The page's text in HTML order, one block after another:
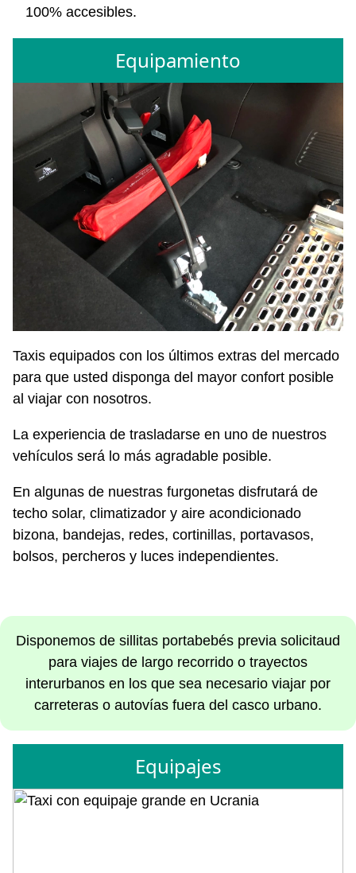
100% accesibles.
Equipamiento
Taxis equipados con los últimos extras del mercado
para que usted disponga del mayor confort posible
al viajar con nosotros.
La experiencia de trasladarse en uno de nuestros
vehículos será lo más agradable posible.
En algunas de nuestras furgonetas disfrutará de
techo solar, climatizador y aire acondicionado
bizona, bandejas, redes, cortinillas, portavasos,
bolsos, percheros y luces independientes.
Disponemos de sillitas portabebés previa solicitaud
para viajes de largo recorrido o trayectos
interurbanos en los que sea necesario viajar por
carreteras o autovías fuera del casco urbano.
Equipajes